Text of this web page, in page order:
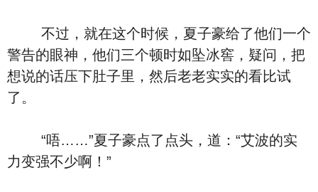
不过，就在这个时候，夏子豪给了他们一个
警告的眼神，他们三个顿时如坠冰窖，疑问，把
想说的话压下肚子里，然后老老实实的看比试
了。
“唔……”夏子豪点了点头，道：“艾波的实
力变强不少啊！”